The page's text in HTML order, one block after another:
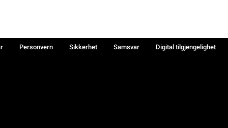
Personvern Sikkerhet Samsvar
Digital tilgjengelighet